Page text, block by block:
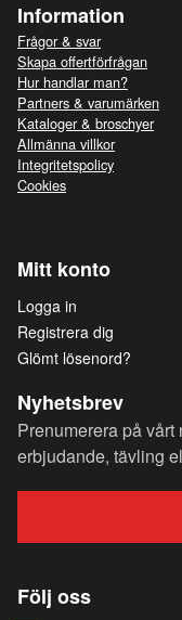
Information
Frågor & svar
Skapa offertförfrågan
Hur handlar man?
Partners & varumärken
Kataloger & broschyer
Allmänna villkor
Integritetspolicy
Cookies
Mitt konto
Logga in
Registrera dig
Glömt lösenord?
Nyhetsbrev
Prenumerera på
erbjudande, tävling
Följ oss